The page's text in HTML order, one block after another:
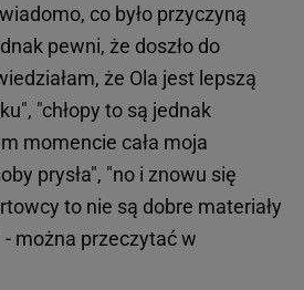
co było przyczyną
pewni, że doszło do
że Ola jest lepszą
"chłopy to są jednak
momencie cała moja
prysła", "no i znowu się
to nie są dobre materiały
można przeczytać w